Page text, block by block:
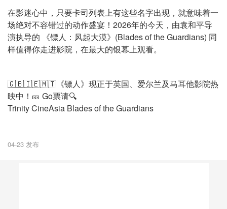
在影迷心中，只要卡司列表上有这些名字出现，就意味着一
场绝对不容错过的动作盛宴！2026年的今天，由袁和平导
演执导的 《镖人：风起大漠》(Blades of the Guardians) 同
样值得你走进影院，在最大的银幕上观看。
🇬🇧🇮🇪🇲🇹《镖人》现正于英国、爱尔兰及马耳他影院热
映中！🎫 Go票请🔍
Trinity CineAsia Blades of the Guardians
04-23 发布